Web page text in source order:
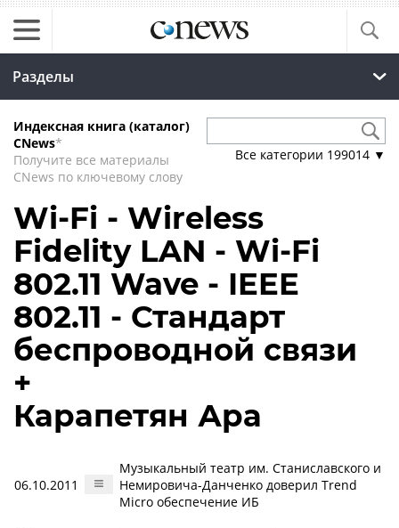
Разделы
Индексная книга (каталог)
CNews*
Получите все материалы
CNews по ключевому слову
Все категории 199014 ▼
Wi-Fi - Wireless
Fidelity LAN - Wi-Fi
802.11 Wave - IEEE
802.11 - Стандарт
беспроводной связи
+
Карапетян Ара
06.10.2011
Музыкальный театр им. Станиславского и
Немировича-Данченко доверил Trend
Micro обеспечение ИБ